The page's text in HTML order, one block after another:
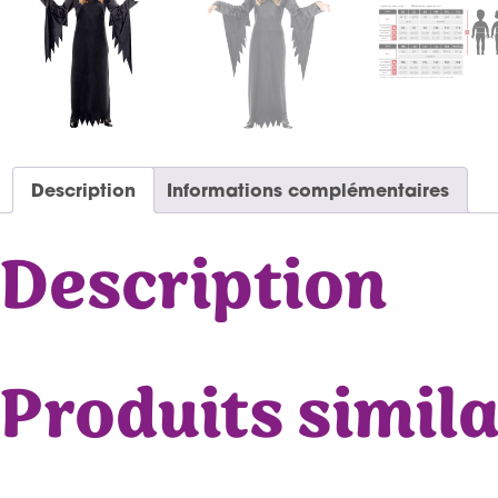
Description Informations complémentaires
Description
Produits